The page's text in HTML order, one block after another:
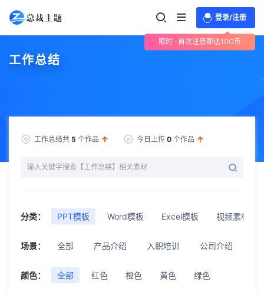
登录/注册
限时 · 首次注册即送10C币
工作总结
工作总结共 5 个作品 今日上传 0 个作品
分类： PPT模板 Word模板 Excel模板 视频素材
场景： 全部 产品介绍 入职培训 公司介绍
颜色： 全部 红色 橙色 黄色 绿色